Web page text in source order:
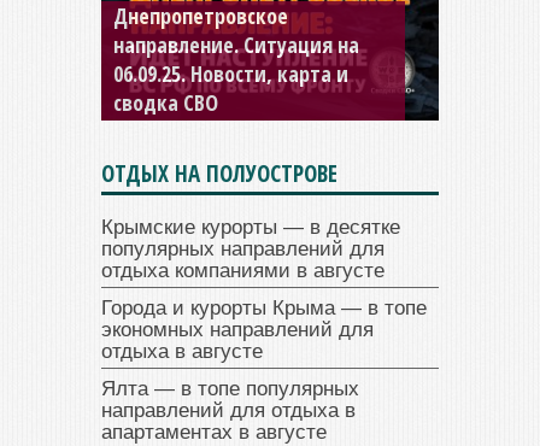
Днепропетровское
направление. Ситуация на
06.09.25. Новости, карта и
сводка СВО
Константиновское
направление. Ситуация на
04.09.25 Новости, карта и
сводка СВО
ОТДЫХ НА ПОЛУОСТРОВЕ
Крымские курорты — в десятке
популярных направлений для
отдыха компаниями в августе
Города и курорты Крыма — в топе
экономных направлений для
отдыха в августе
Ялта — в топе популярных
направлений для отдыха в
апартаментах в августе